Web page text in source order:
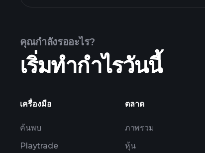
ผลประกอบการของ ZHEXF
คุณกำลังรออะไร?
เริ่มทำกำไรวันนี้
เครื่องมือ
ค้นพบ
Playtrade
ตลาด
ภาพรวม
หุ้น